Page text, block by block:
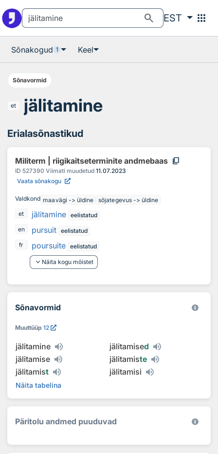
search EST apps
Sõnakogud 1 Keel
Sõnavormid
et jälitamine
Erialasõnastikud
Militerm | riigikaitseterminite andmebaas content_copy
ID 527390 Viimati muudetud 11.07.2023
Vaata sõnakogu
Valdkond maavägi -> üldine
sõjategevus -> üldine
et
jälitamine eelistatud
en
pursuit eelistatud
fr
poursuite eelistatud
keyboard_arrow_down Näita kogu mõistet
Sõnavormid
Muuttüüp 12
jälitamine jälitamised
jälitamise
jälitamiste
jälitamist jälitamisi
Näita tabelina
Päritolu andmed puuduvad